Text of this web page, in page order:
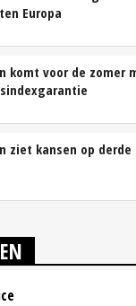
Europa
komt voor de zomer
ziet kansen op